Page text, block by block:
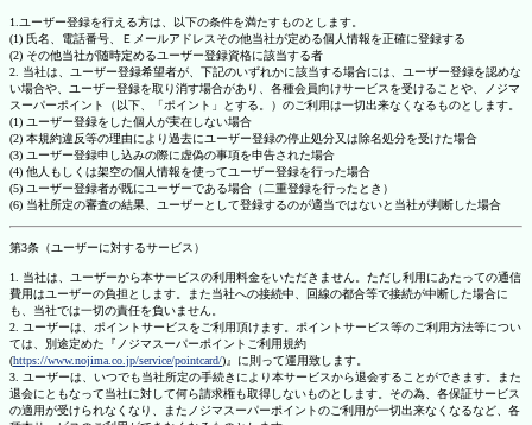
1.ユーザー登録を行える方は、以下の条件を満たすものとします。
(1) 氏名、電話番号、Ｅメールアドレスその他当社が定める個人情報を正確に登録する
(2) その他当社が随時定めるユーザー登録資格に該当する者
2. 当社は、ユーザー登録希望者が、下記のいずれかに該当する場合には、ユーザー登録を認めな
い場合や、ユーザー登録を取り消す場合があり、各種会員向けサービスを受けることや、ノジマ
スーパーポイント（以下、「ポイント」とする。）のご利用は一切出来なくなるものとします。
(1) ユーザー登録をした個人が実在しない場合
(2) 本規約違反等の理由により過去にユーザー登録の停止処分又は除名処分を受けた場合
(3) ユーザー登録申し込みの際に虚偽の事項を申告された場合
(4) 他人もしくは架空の個人情報を使ってユーザー登録を行った場合
(5) ユーザー登録者が既にユーザーである場合（二重登録を行ったとき）
(6) 当社所定の審査の結果、ユーザーとして登録するのが適当ではないと当社が判断した場合
第3条（ユーザーに対するサービス）
1. 当社は、ユーザーから本サービスの利用料金をいただきません。ただし利用にあたっての通信
費用はユーザーの負担とします。また当社への接続中、回線の都合等で接続が中断した場合に
も、当社では一切の責任を負いません。
2. ユーザーは、ポイントサービスをご利用頂けます。ポイントサービス等のご利用方法等につい
ては、別途定めた『ノジマスーパーポイントご利用規約
(https://www.nojima.co.jp/service/pointcard/)』に則って運用致します。
3. ユーザーは、いつでも当社所定の手続きにより本サービスから退会することができます。また
退会にともなって当社に対して何ら請求権も取得しないものとします。その為、各保証サービス
の適用が受けられなくなり、またノジマスーパーポイントのご利用が一切出来なくなるなど、各